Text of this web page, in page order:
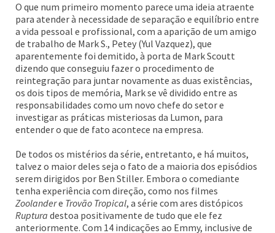
O que num primeiro momento parece uma ideia atraente
para atender à necessidade de separação e equilíbrio entre
a vida pessoal e profissional, com a aparição de um amigo
de trabalho de Mark S., Petey (Yul Vazquez), que
aparentemente foi demitido, à porta de Mark Scoutt
dizendo que conseguiu fazer o procedimento de
reintegração para juntar novamente as duas existências,
os dois tipos de memória, Mark se vê dividido entre as
responsabilidades como um novo chefe do setor e
investigar as práticas misteriosas da Lumon, para
entender o que de fato acontece na empresa.
De todos os mistérios da série, entretanto, e há muitos,
talvez o maior deles seja o fato de a maioria dos episódios
serem dirigidos por Ben Stiller. Embora o comediante
tenha experiência com direção, como nos filmes
Zoolandere Trovão Tropical, a série com ares distópicos
Ruptura destoa positivamente de tudo que ele fez
anteriormente. Com 14 indicações ao Emmy, inclusive de